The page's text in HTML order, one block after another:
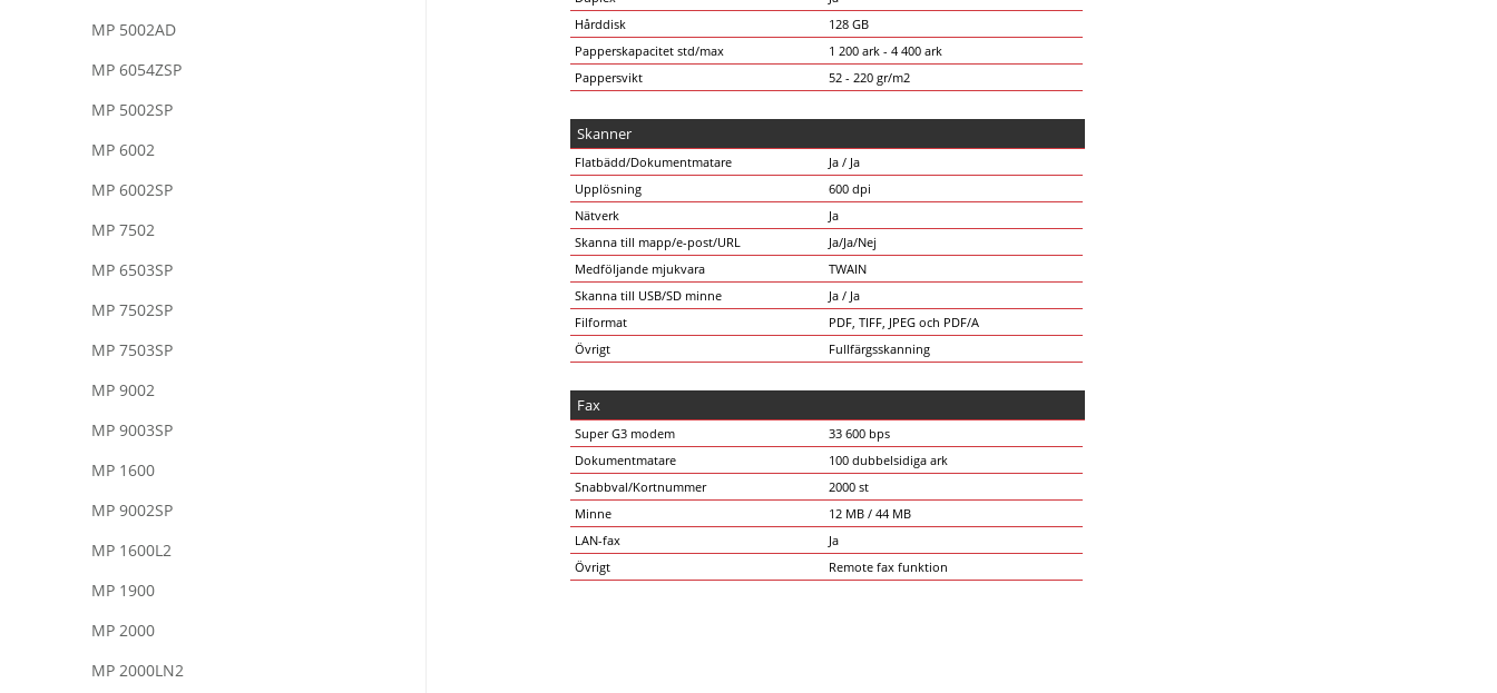
MP 5002AD
MP 6054ZSP
MP 5002SP
MP 6002
MP 6002SP
MP 7502
MP 6503SP
MP 7502SP
MP 7503SP
MP 9002
MP 9003SP
MP 1600
MP 9002SP
MP 1600L2
MP 1900
MP 2000
MP 2000LN2
Hårddisk
128 GB
Papperskapacitet std/max
1 200 ark - 4 400 ark
Pappersvikt
52 - 220 gr/m2
Skanner
Flatbädd/Dokumentmatare
Ja / Ja
Upplösning
600 dpi
Nätverk
Ja
Skanna till mapp/e-post/URL
Ja/Ja/Nej
Medföljande mjukvara
TWAIN
Skanna till USB/SD minne
Ja / Ja
Filformat
PDF, TIFF, JPEG och PDF/A
Övrigt
Fullfärgsskanning
Fax
Super G3 modem
33 600 bps
Dokumentmatare
100 dubbelsidiga ark
Snabbval/Kortnummer
2000 st
Minne
12 MB / 44 MB
LAN-fax
Ja
Övrigt
Remote fax funktion